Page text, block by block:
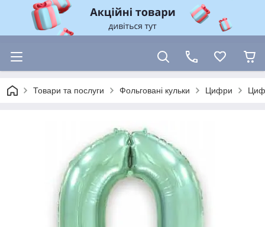
Товари та послуги Фольговані кульки Цифри